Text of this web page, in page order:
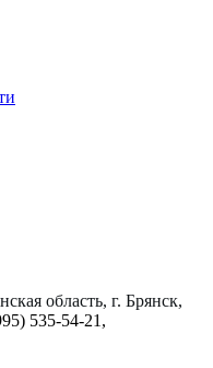
область, г. Брянск,
535-54-21,